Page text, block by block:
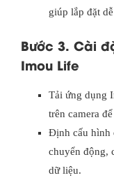
giúp lắp đặt
Bước 3. Cài
Imou Life
Tải ứng dụng
trên camera
Định cấu hình
chuyển động,
dữ liệu.